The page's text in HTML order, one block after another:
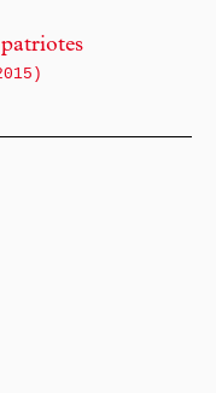
patriotes